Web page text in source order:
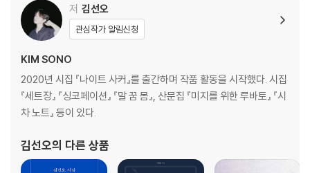
생각, 연습
타인의 풍경
불과 녹
달걀과 닭
없는 개
토코와 나
메모들
3부
저 김선오
관심작가 알림신청
KIM SONO
2020년 시집 『나이트 사커』를 출간하며 작품 활동을 시작했다. 시집
『세트장』 『싱코페이션』 『말 꿈 몸』, 산문집 『미지를 위한 루바토』 『시
차 노트』 등이 있다.
김선오의 다른 상품